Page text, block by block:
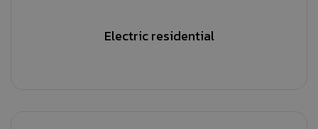
Electric residential